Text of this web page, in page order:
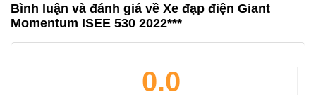
Bình luận và đánh giá về Xe đạp điện Giant
Momentum ISEE 530 2022***
0.0